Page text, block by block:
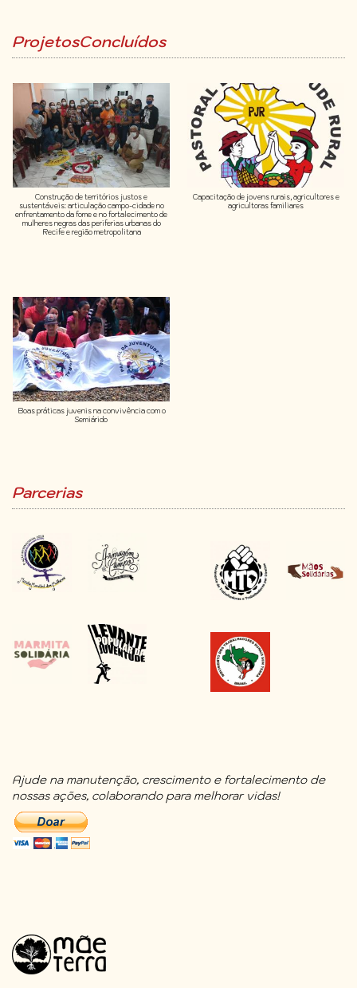
ProjetosConcluídos
Construção de territórios justos e
sustentáveis: articulação campo-cidade no
enfrentamento da fome e no fortalecimento de
mulheres negras das periferias urbanas do
Recife e região metropolitana
Capacitação de jovens rurais, agricultores e
agricultoras familiares
Boas práticas juvenis na convivência com o
Semiárido
Parcerias
Ajude na manutenção, crescimento e fortalecimento de
nossas ações, colaborando para melhorar vidas!